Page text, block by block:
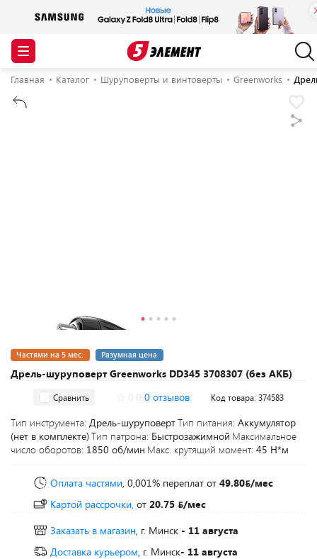
Главная Каталог Шуруповерты и винтоверты Greenworks
Дрель-шуруповерт Greenworks DD345 3708307 (без АКБ)
Частями на 5 мес. Разумная цена
Сравнить 0 отзывов Код товара: 374583
Тип инструмента: Дрель-шуруповертТип питания: Аккумулятор
(нет в комплекте)Тип патрона: Быстрозажимной Максимальное
число оборотов: 1850 об/мин Макс. крутящий момент: 45 Н*м
Оплата частями, 0,001% переплат от 49.80 /мес
Картой рассрочки, от 20.75
/мес
Заказать в магазин, г. Минск - 11 августа
Доставка курьером, г. Минск- 11 августа